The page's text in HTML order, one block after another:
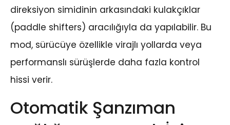
direksiyon simidinin arkasındaki kulakçıklar
(paddle shifters) aracılığıyla da yapılabilir. Bu
mod, sürücüye özellikle virajlı yollarda veya
performanslı sürüşlerde daha fazla kontrol
hissi verir.
Otomatik Şanzıman